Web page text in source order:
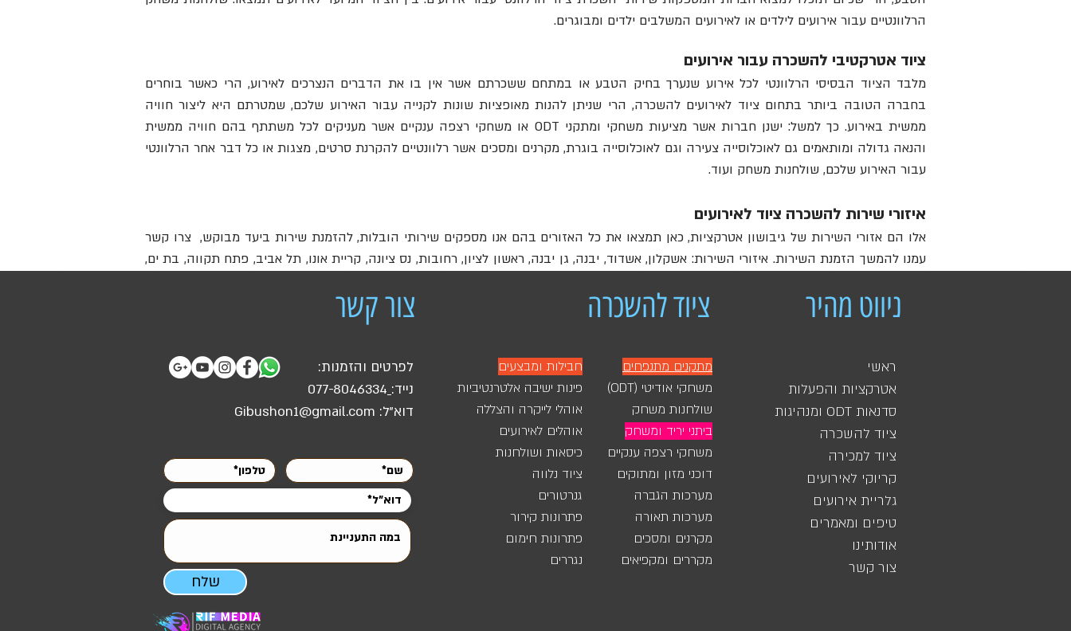
הרלוונטיים עבור אירועים לילדים או לאירועים המשלבים ילדים ומבוגרים.
ציוד אטרקטיבי להשכרה עבור אירועים
מלבד הציוד הבסיסי הרלוונטי לכל אירוע שנערך בחיק הטבע או במתחם ששכרתם אשר אין בו את הדברים הנצרכים לאירוע, הרי כאשר בוחרים
בחברה הטובה ביותר בתחום ציוד לאירועים להשכרה, הרי שניתן להנות מאופציות שונות לקנייה עבור האירוע שלכם, שמטרתם היא ליצור חוויה
ממשית באירוע. כך למשל: ישנן חברות אשר מציעות משחקי ומתקני ODT או משחקי רצפה ענקיים אשר מעניקים לכל משתתף בהם חוויה ממשית
והנאה גדולה ומותאמים גם לאוכלוסייה צעירה וגם לאוכלוסייה בוגרת, מקרנים ומסכים אשר רלוונטיים להקרנת סרטים, מצגות או כל דבר אחר הרלוונטי
עבור האירוע שלכם, שולחנות משחק ועוד.
איזורי שירות להשכרה ציוד לאירועים
אלו הם אזורי השירות של גיבושון אטרקציות, כאן תמצאו את כל האזורים בהם אנו מספקים שירותי הובלות, להזמנת שירות ביעד מבוקש, צרו קשר
עמנו להמשך הזמנת השירות. איזורי השירות: אשקלון, אשדוד, יבנה, גן יבנה, ראשון לציון, רחובות, נס ציונה, קריית אונו, תל אביב, פתח תקווה, בת ים,
במידה ואיזור השירות שלכם אינו מופיע ברשימה צרו עימנו קשר על מנת לבדוק היתכנות הובלה ושירות לאיזורכם.
ניווט מהיר ציוד להשכרה צור קשר
ראשי
אטרקציות והפעלות
סדנאות ODT ומנהיגות
ציוד להשכרה
ציוד למכירה
קריוקי לאירועים
גלריית אירועים
טיפים ומאמרים
אודותינו
צור קשר
מתקנים מתנפחים
משחקי אודיטי (ODT)
שולחנות משחק
ביתני יריד ומשחק
משחקי רצפה ענקיים
דוכני מזון ומתוקים
מערכות הגברה
מערכות תאורה
מקרנים ומסכים
מקררים ומקפיאים
חבילות ומבצעים
פינות ישיבה אלטרנטיביות
אוהלי לייקרה והצללה
אוהלים לאירועים
כיסאות ושולחנות
ציוד נלווה
גנרטורים
פתרונות קירור
פתרונות חימום
נגררים
לפרטים והזמנות:
נייד: 077-8046334
דוא"ל: Gibushon1@gmail.com
שלח